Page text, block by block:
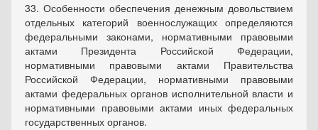
33. Особенности обеспечения денежным довольствием
отдельных категорий военнослужащих определяются
федеральными законами, нормативными правовыми
актами Президента Российской Федерации,
нормативными правовыми актами Правительства
Российской Федерации, нормативными правовыми
актами федеральных органов исполнительной власти и
нормативными правовыми актами иных федеральных
государственных органов.